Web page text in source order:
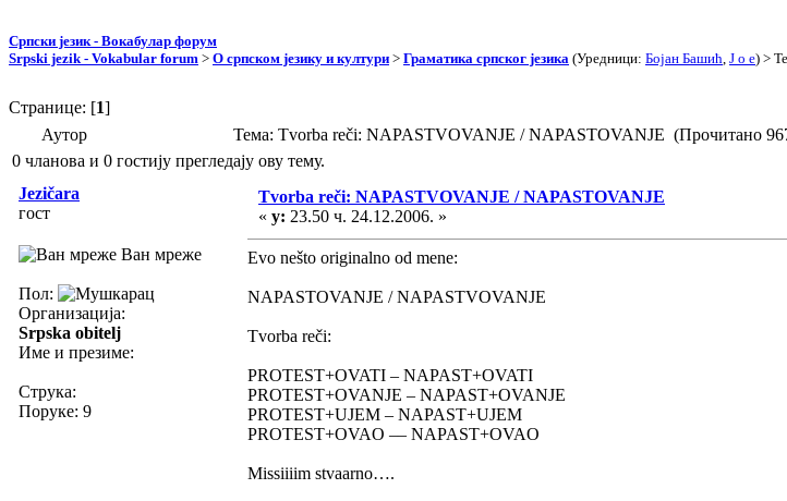
Српски језик - Вокабулар форум
Srpski jezik - Vokabular forum > О српском језику и култури > Граматика српског језика (Уредници: Бојан Башић J o e) >
Странице: [1]
Аутор
Тема: Tvorba reči: NAPASTVOVANJE / NAPASTOVANJE (Прочитано
0 чланова и 0 гостију прегледају ову тему.
Jezičara
гост
Ван мреже
Пол:
Организација:
Srpska obitelj
Име и презиме:
Струка:
Поруке: 9
Tvorba reči: NAPASTVOVANJE / NAPASTOVANJE
« у: 23.50 ч. 24.12.2006. »
Evo nešto originalno od mene:
NAPASTOVANJE / NAPASTVOVANJE
Tvorba reči:
PROTEST+OVATI – NAPAST+OVATI
PROTEST+OVANJE – NAPAST+OVANJE
PROTEST+UJEM – NAPAST+UJEM
PROTEST+OVAO –– NAPAST+OVAO
Missiiiim stvaarno….